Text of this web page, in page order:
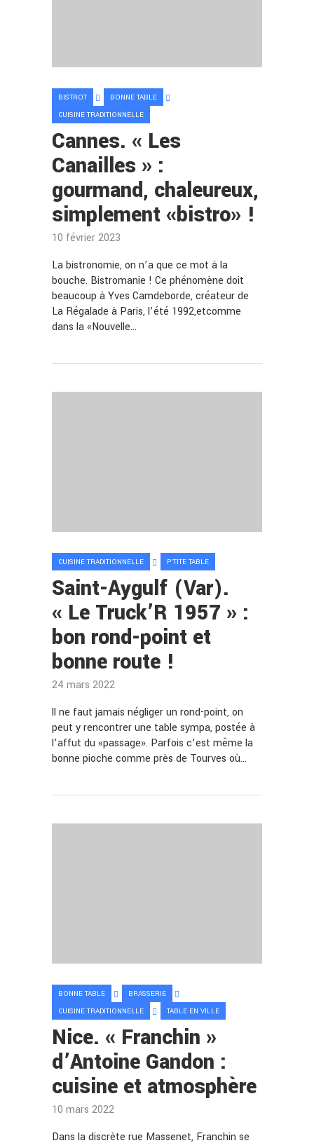
BISTROT
BONNE TABLE
CUISINE TRADITIONNELLE
Cannes. « Les
Canailles » :
gourmand, chaleureux,
simplement «bistro» !
10 février 2023
La bistronomie, on n’a que ce mot à la
bouche. Bistromanie ! Ce phénomène doit
beaucoup à Yves Camdeborde, créateur de
La Régalade à Paris, l’été 1992,etcomme
dans la «Nouvelle…
CUISINE TRADITIONNELLE P'TITE TABLE
Saint-Aygulf (Var).
« Le Truck’R 1957 » :
bon rond-point et
bonne route !
24 mars 2022
ll ne faut jamais négliger un rond-point, on
peut y rencontrer une table sympa, postée à
l’affut du «passage». Parfois c’est même la
bonne pioche comme près de Tourves où…
BONNE TABLE
BRASSERIE
CUISINE TRADITIONNELLE
TABLE EN VILLE
Nice. « Franchin »
d’Antoine Gandon :
cuisine et atmosphère
10 mars 2022
Dans la discrète rue Massenet, Franchin se